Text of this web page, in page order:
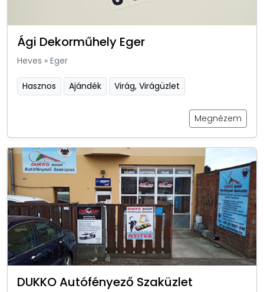
Ági Dekorműhely Eger
Heves » Eger
Hasznos Ajándék Virág, Virágüzlet
Megnézem
DUKKO Autófényező Szaküzlet